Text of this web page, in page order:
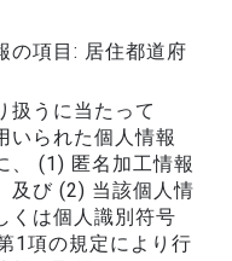
の項目: 居住都道府
扱うに当たって
いられた個人情報
、 (1) 匿名加工情報
及び (2) 当該個人情
くは個人識別符号
1項の規定により行